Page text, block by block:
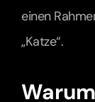
einen
„Katze“.